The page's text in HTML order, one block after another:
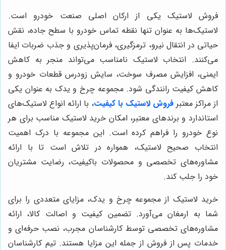
فروش لاستیک یکی از ارکان اصلی صنعت خودرو است.
لاستیک‌ها به عنوان تنها نقطه تماس خودرو با سطح جاده، نقش
حیاتی در انتقال نیرو، ترمزگیری، فرمان‌پذیری و جذب ضربات ایفا
می‌کنند. انتخاب لاستیک نامناسب می‌تواند منجر به کاهش
ایمنی، افزایش مصرف سوخت، سایش زودرس قطعات خودرو و
کاهش کیفیت رانندگی شود. مجموعه چرخ و یدک به عنوان یکی
از مراکز معتبر فروش لاستیک با کیفیت، با ارائه انواع لاستیک‌های
استاندارد و برندهای معتبر، امکان خرید لاستیک مناسب برای هر
نوع خودرو را فراهم کرده است. این مجموعه با درک اهمیت
انتخاب صحیح لاستیک، همواره در تلاش است تا با ارائه
مشاوره‌های تخصصی و محصولات باکیفیت، رضایت مشتریان
خود را جلب کند.
خرید لاستیک از مجموعه چرخ و یدک، مزایای متعددی را برای
شما به ارمغان می‌آورد. تضمین کیفیت و اصالت کالا، ارائه
مشاوره‌های تخصصی توسط کارشناسان مجرب، نصب حرفه‌ای و
خدمات پس از فروش از جمله این مزایا هستند. تیم کارشناسان